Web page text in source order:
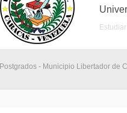
Postgrados - Municipio Libertador de